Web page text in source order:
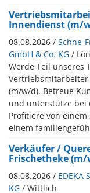
Innendienst (m/
08.08.2026 / Schne-
GmbH & Co. KG /
Werde Teil unseres
(m/w/d). Betreue
und unterstütze bei
Profitiere von
einem
Verkäufer /
Frischetheke
08.08.2026 / EDEKA
KG / Wittlich